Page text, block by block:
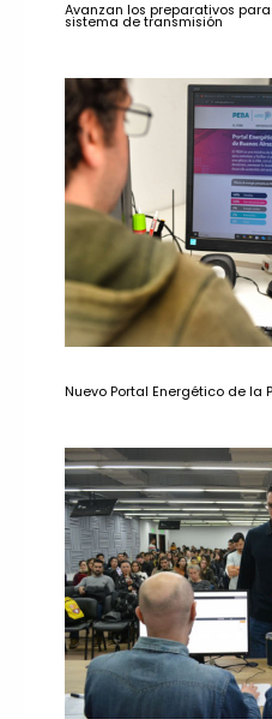
Avanzan los preparativos
sistema de transmisión
Nuevo Portal Energético de la